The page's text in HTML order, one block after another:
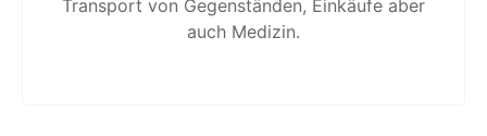
Transport von Gegen­ständen, Einkäufe aber
auch Medizin.